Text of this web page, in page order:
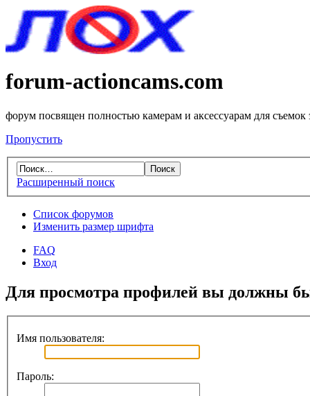
forum-actioncams.com
форум посвящен полностью камерам и аксессуарам для съемок
Пропустить
Расширенный поиск
Список форумов
Изменить размер шрифта
FAQ
Вход
Для просмотра профилей вы должны
Имя пользователя:
Пароль: